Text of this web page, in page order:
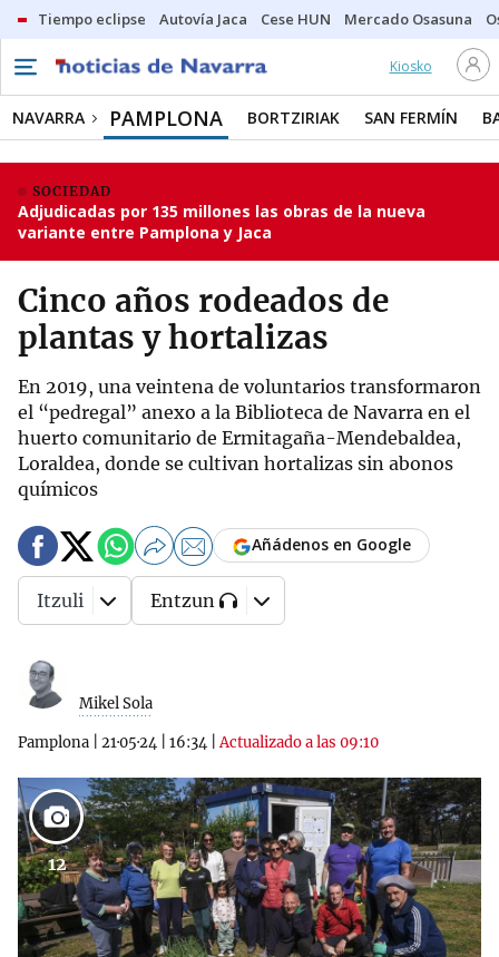
Tiempo eclipse Autovía Jaca Cese HUN Mercado Osasuna
Kiosko
NAVARRA PAMPLONA BORTZIRIAK SAN FERMÍN
SOCIEDAD
Adjudicadas por 135 millones las obras de la nueva
variante entre Pamplona y Jaca
Cinco años rodeados de
plantas y hortalizas
En 2019, una veintena de voluntarios transformaron
el “pedregal” anexo a la Biblioteca de Navarra en el
huerto comunitario de Ermitagaña-Mendebaldea,
Loraldea, donde se cultivan hortalizas sin abonos
químicos
Mikel Sola
Pamplona 21·05·24 16:34 |Actualizado a las 09:10
Añádenos en Google
Itzuli Entzun
12